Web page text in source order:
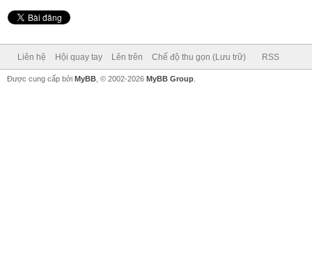
Liên hệ Hội quay tay Lên trên Chế độ thu gọn (Lưu trữ) RSS
Được cung cấp bởi MyBB , © 2002-2026 MyBB Group